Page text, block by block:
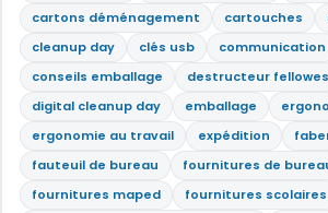
cartons déménagement cartouches
cleanup day
clés usb
communication
conseils emballage
destructeur fellowes
digital cleanup day
emballage
ergonomie au travail
expédition
fauteuil de bureau
fournitures de
fournitures maped
fournitures scolaires